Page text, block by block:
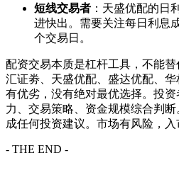
短线交易者 ：天盛优配的日
进快出。需要关注每日利息
个交易日。
配资交易本质是杠杆工具，不能
汇证劵、天盛优配、盛达优配、
有优劣，没有绝对最优选择。投
力、交易策略、资金规模综合判
成任何投资建议。市场有风险，入
- THE END -